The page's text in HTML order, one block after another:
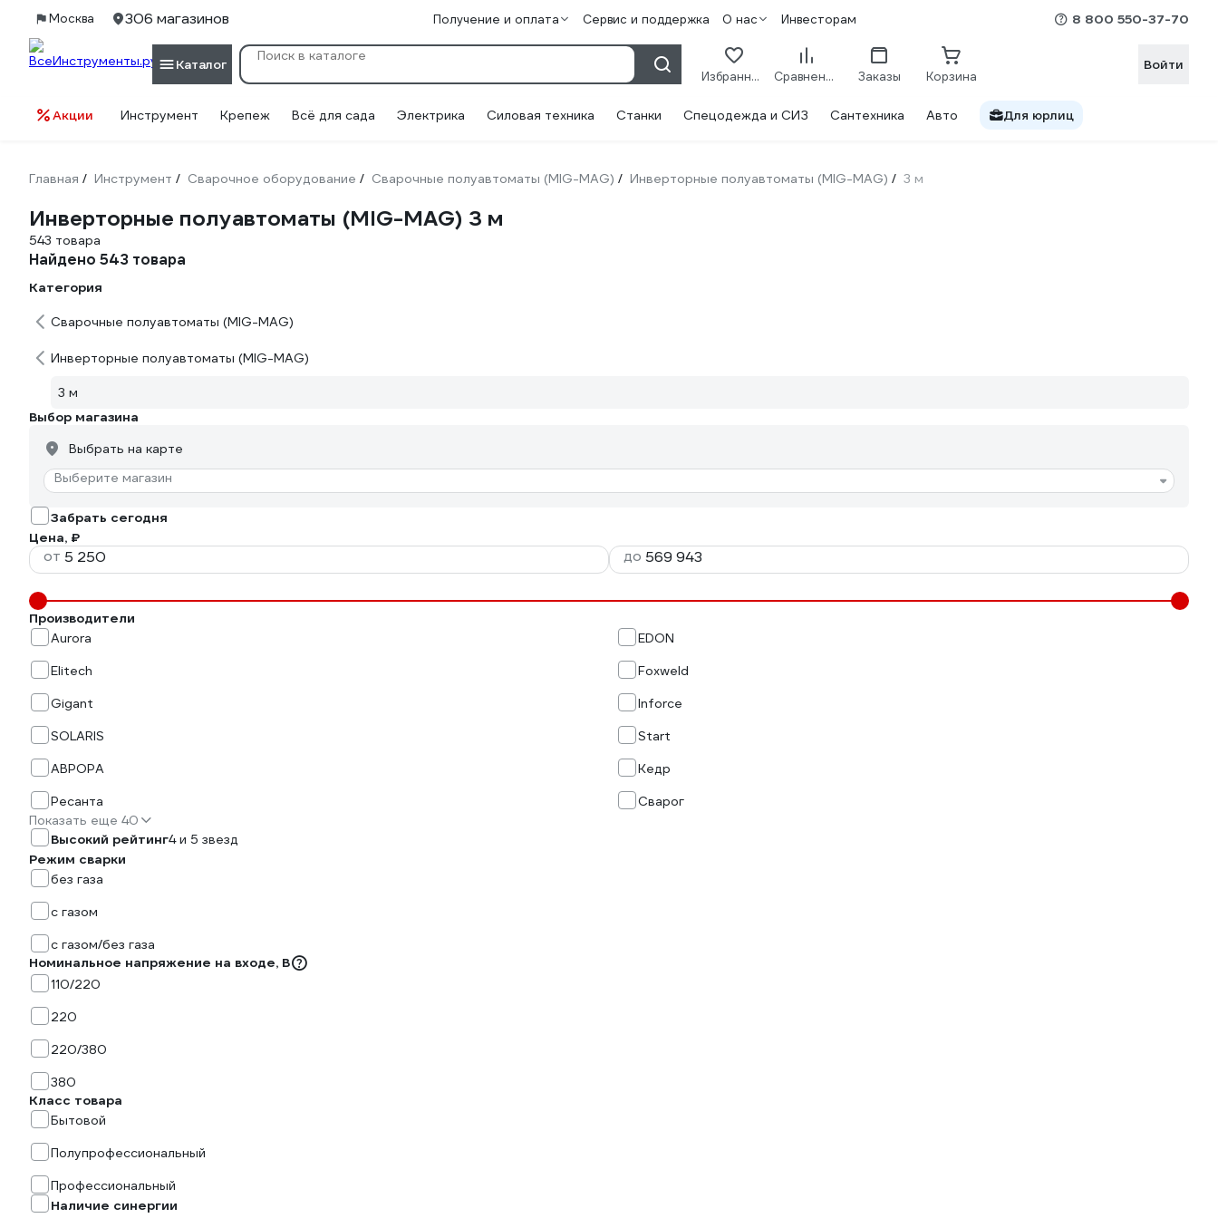
Москва 306 магазинов Получение и оплата Сервис и поддержка О нас Инвесторам 8 800 550-37-70
Каталог
Избранное Сравнение Заказы Корзина
Войти
Акции Инструмент Крепеж Всё для сада Электрика Силовая техника Станки Спецодежда и СИЗ Сантехника Авто Для юрлиц
Главная / Инструмент / Сварочное оборудование / Сварочные полуавтоматы (MIG-MAG) / Инверторные полуавтоматы (MIG-MAG) / 3 м
Инверторные полуавтоматы (MIG-MAG) 3 м
543 товара
Найдено 543 товара
Категория
Сварочные полуавтоматы (MIG-MAG)
Инверторные полуавтоматы (MIG-MAG)
3 м
Выбор магазина
Выбрать на карте
Выберите магазин
Забрать сегодня
Цена, ₽
от до
Производители
Aurora
EDON
Elitech
Foxweld
Gigant
Inforce
SOLARIS
Start
АВРОРА
Кедр
Ресанта
Сварог
Показать еще 40
Высокий рейтинг4 и 5 звезд
Режим сварки
без газа
с газом
с газом/без газа
Номинальное напряжение на входе, В
110/220
220
220/380
380
Класс товара
Бытовой
Полупрофессиональный
Профессиональный
Наличие синергии